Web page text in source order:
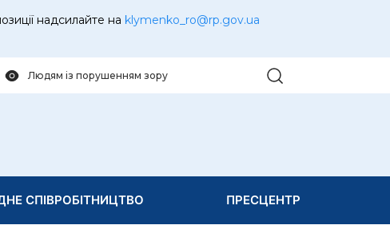
надсилайте на klymenko_ro@rp.gov.ua
Людям із порушенням зору
СПІВРОБІТНИЦТВО ПРЕСЦЕНТР